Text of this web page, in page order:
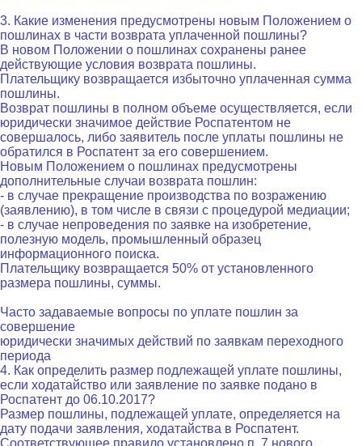
3. Какие изменения предусмотрены новым Положением о
пошлинах в части возврата уплаченной пошлины?
В новом Положении о пошлинах сохранены ранее
действующие условия возврата пошлины.
Плательщику возвращается избыточно уплаченная сумма
пошлины.
Возврат пошлины в полном объеме осуществляется, если
юридически значимое действие Роспатентом не
совершалось, либо заявитель после уплаты пошлины не
обратился в Роспатент за его совершением.
Новым Положением о пошлинах предусмотрены
дополнительные случаи возврата пошлин:
- в случае прекращение производства по возражению
(заявлению), в том числе в связи с процедурой медиации;
- в случае непроведения по заявке на изобретение,
полезную модель, промышленный образец
информационного поиска.
Плательщику возвращается 50% от установленного
размера пошлины, суммы.
Часто задаваемые вопросы по уплате пошлин за
совершение
юридически значимых действий по заявкам переходного
периода
4. Как определить размер подлежащей уплате пошлины,
если ходатайство или заявление по заявке подано в
Роспатент до 06.10.2017?
Размер пошлины, подлежащей уплате, определяется на
дату подачи заявления, ходатайства в Роспатент.